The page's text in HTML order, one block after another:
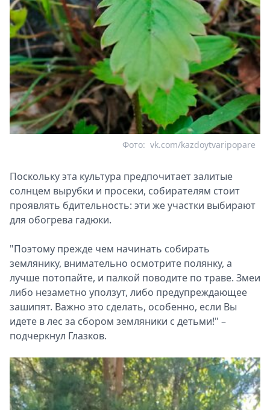
vk.com/kazdoytvaripopare
Фото:
Поскольку эта культура предпочитает залитые
солнцем вырубки и просеки, собирателям стоит
проявлять бдительность: эти же участки выбирают
для обогрева гадюки.
"Поэтому прежде чем начинать собирать
землянику, внимательно осмотрите полянку, а
лучше потопайте, и палкой поводите по траве. Змеи
либо незаметно уползут, либо предупреждающее
зашипят. Важно это сделать, особенно, если Вы
идете в лес за сбором земляники с детьми!" –
подчеркнул Глазков.